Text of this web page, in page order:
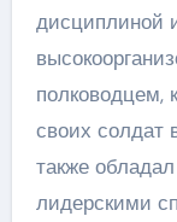
дисциплиной
полководцем,
своих солдат
также
лидерскими